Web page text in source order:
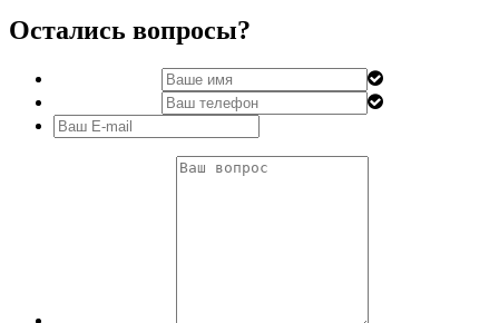
Остались вопросы?